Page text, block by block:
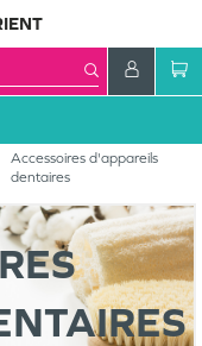
Accessoires d'appareils
dentaires